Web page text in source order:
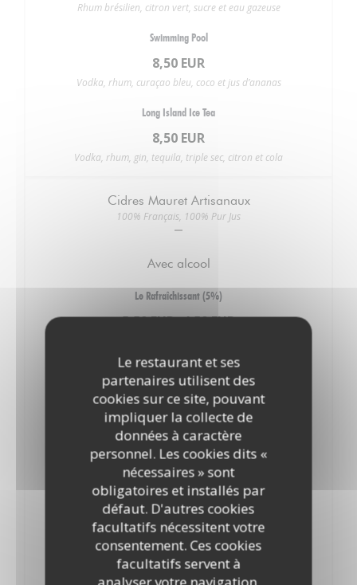
Le restaurant et ses
partenaires utilisent des
cookies sur ce site, pouvant
impliquer la collecte de
données à caractère
personnel. Les cookies dits «
nécessaires » sont
obligatoires et installés par
défaut. D'autres cookies
facultatifs nécessitent votre
consentement. Ces cookies
facultatifs servent à
Rhum brésilien, citron vert, sucre et eau gazeuse
Swimming Pool
8,50 EUR
Vodka, rhum, curaçao bleu, coco et jus d’ananas
Long Island Ice Tea
8,50 EUR
Vodka, rhum, gin, tequila, triple sec, citron et cola
Cidres Mauret Artisanaux
100% Français, 100% Pur Jus
Avec alcool
Le Rafraîchissant (5%)
5,50 EUR 4,50 EUR
Le Robuste (6.6%)
5,50 EUR
Btll 33 cl
Le Fruité (4.9%)
5,50 EUR
Btll 33 cl
Le Cidre du moment
7,50 EUR
Btll 33 cl
Le Rafraîchissant (5%)